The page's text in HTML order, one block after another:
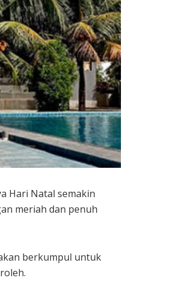
Hari Natal semakin
meriah dan penuh
berkumpul untuk